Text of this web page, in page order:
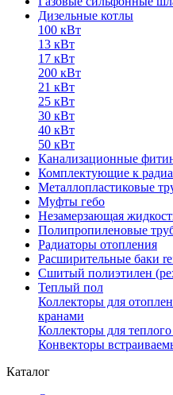
Дизельные котлы
100 кВт
13 кВт
17 кВт
200 кВт
21 кВт
25 кВт
30 кВт
40 кВт
50 кВт
Канализационные
Комплектующие к
Металлопластиковые
Муфты гебо
Незамерзающая
Полипропиленовые
Радиаторы отопления
Расширительные баки
Сшитый полиэтилен
Теплый пол
Коллекторы для
кранами
Коллекторы для
Конвекторы
Каталог